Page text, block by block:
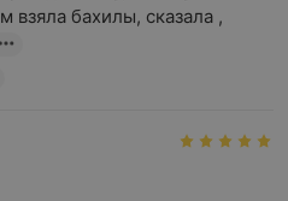
взяла бахилы, сказала ,